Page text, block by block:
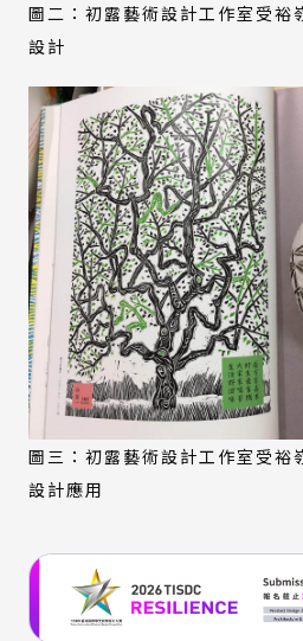
圖二：初露藝術設計工作室受裕
設計
圖三：初露藝術設計工作室受裕
設計應用